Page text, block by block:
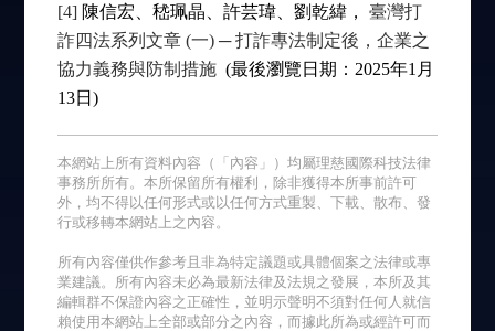
[4] 陳信宏、嵇珮晶、許芸瑋、劉乾緯，臺灣打
詐四法系列文章 (一) ─ 打詐專法制定後，企業之
協力義務與防制措施 (最後瀏覽日期：2025年1月
13日)
本網站上所有資料內容（「內容」）均屬理慈國際科技法律
事務所所有。本所保留所有權利，除非獲得本所事前許可
外，均不得以任何形式或以任何方式重製、下載、散布、發
行或移轉本網站上之內容。
所有內容僅供作參考且非為特定議題或具體個案之法律或專
業建議。所有內容未必為最新法律及法規之發展，本所及其
編輯群不保證內容之正確性，並明示聲明不須對任何人就信
賴使用本網站上全部或部分之內容，而據此所為或經許可而